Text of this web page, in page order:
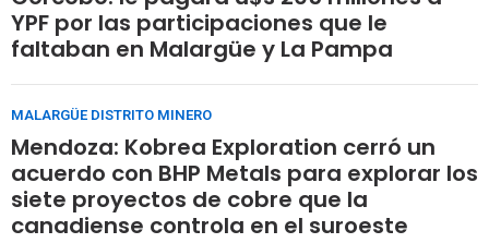
YPF por las participaciones que le
faltaban en Malargüe y La Pampa
MALARGÜE DISTRITO MINERO
Mendoza: Kobrea Exploration cerró un
acuerdo con BHP Metals para explorar los
siete proyectos de cobre que la
canadiense controla en el suroeste